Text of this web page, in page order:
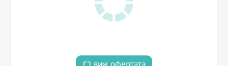
виж офертата